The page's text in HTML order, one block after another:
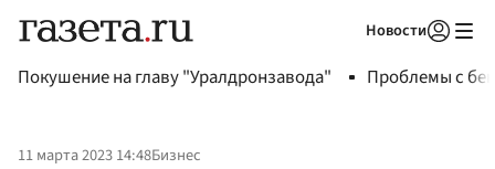
Новости
Покушение на главу "Уралдронзавода" Проблемы с
11 марта 2023 14:48Бизнес